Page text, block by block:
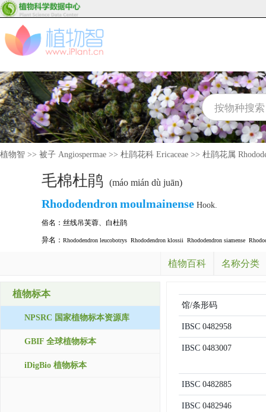
植物智 >> 被子 Angiospermae >> 杜鹃花科 Ericaceae >> 杜鹃花属
毛棉杜鹃 (máo mián dù juān)
Rhododendron moulmainense Hook.
俗名： 丝线吊芙蓉、 白杜鹃
异名： Rhododendron leucobotrys Rhododendron klossii Rhododendron siamense
植物百科 名称分类
植物标本
NPSRC 国家植物标本资源库
GBIF 全球植物标本
iDigBio 植物标本
馆/条形码
IBSC 0482958
IBSC 0483007
IBSC 0482885
IBSC 0482946